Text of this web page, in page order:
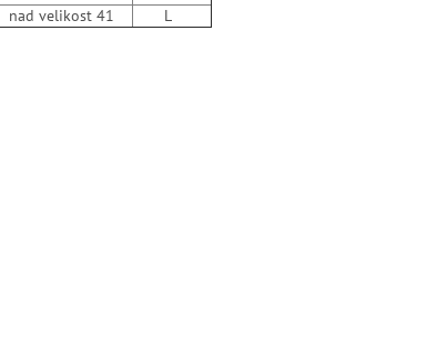
nad velikost 41
L